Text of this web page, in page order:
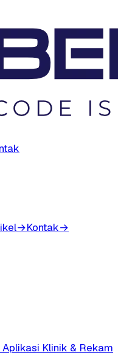
→Kontak→
Klinik & Rekam